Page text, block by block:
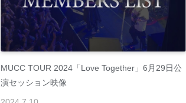
MUCC TOUR 2024「Love Together」6月29日公
演セッション映像